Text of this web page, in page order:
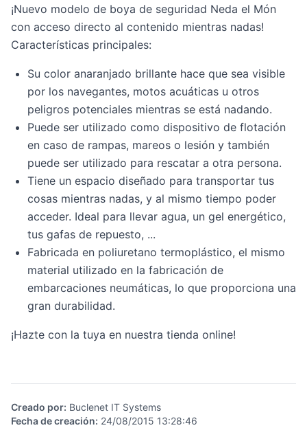
¡Nuevo modelo de boya de seguridad Neda el Món
con acceso directo al contenido mientras nadas!
Características principales:
Su color anaranjado brillante hace que sea visible
por los navegantes, motos acuáticas u otros
peligros potenciales mientras se está nadando.
Puede ser utilizado como dispositivo de flotación
en caso de rampas, mareos o lesión y también
puede ser utilizado para rescatar a otra persona.
Tiene un espacio diseñado para transportar tus
cosas mientras nadas, y al mismo tiempo poder
acceder. Ideal para llevar agua, un gel energético,
tus gafas de repuesto, ...
Fabricada en poliuretano termoplástico, el mismo
material utilizado en la fabricación de
embarcaciones neumáticas, lo que proporciona una
gran durabilidad.
¡Hazte con la tuya en nuestra tienda online!
Creado por: Buclenet IT Systems
Fecha de creación: 24/08/2015 13:28:46